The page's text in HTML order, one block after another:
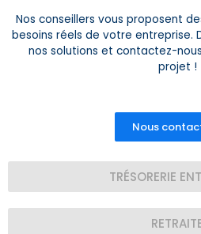
Nos conseillers vous proposent
besoins réels de votre entreprise.
nos solutions et contactez-
projet !
Nous
TRÉSORERIE